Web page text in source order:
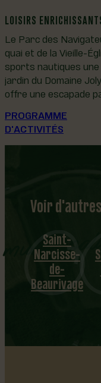
LOISIRS
Le Parc des
quai et de la Vieille-
sports nautiques une
jardin du Domaine
offre une escapade
PROGRAMME
D'ACTIVITÉS
Voir d'autres
Saint-
Narcisse-
de-
Beaurivage